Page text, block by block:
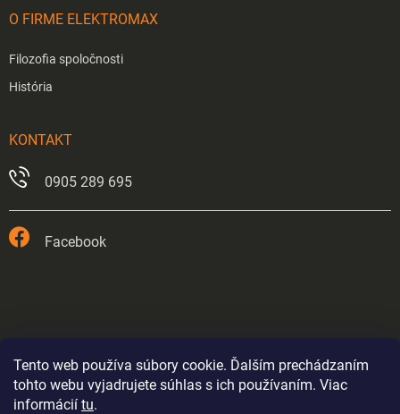
Tento web používa súbory cookie. Ďalším prechádzaním
tohto webu vyjadrujete súhlas s ich používaním. Viac
informácií tu.
O FIRME ELEKTROMAX
Filozofia spoločnosti
História
KONTAKT
0905 289 695
Facebook